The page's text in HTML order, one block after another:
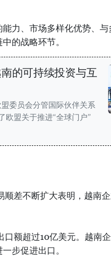
力、市场多样化优势、
的战略环节。
的可持续投资与互
委员会分管国际伙伴关系
欧盟关于推进“全球门户”
差不断扩大表明，越南
额超过10亿美元。越南
步促进出口。